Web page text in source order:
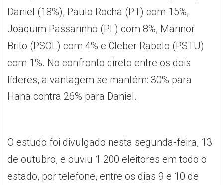
Daniel (18%), Paulo Rocha (PT) com 15%,
Joaquim Passarinho (PL) com 8%, Marinor
Brito (PSOL) com 4% e Cleber Rabelo (PSTU)
com 1%. No confronto direto entre os dois
líderes, a vantagem se mantém: 30% para
Hana contra 26% para Daniel.
O estudo foi divulgado nesta segunda-feira, 13
de outubro, e ouviu 1.200 eleitores em todo o
estado, por telefone, entre os dias 9 e 10 de